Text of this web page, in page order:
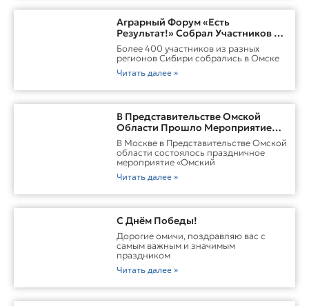
Аграрный Форум «Есть
Результат!» Собрал Участников Со
Всей Сибири В Омске
Более 400 участников из разных
регионов Сибири собрались в Омске
Читать далее »
В Представительстве Омской
Области Прошло Мероприятие
«Омский Тыл. Единство Народов
— Сила Победы»
В Москве в Представительстве Омской
области состоялось праздничное
мероприятие «Омский
Читать далее »
С Днём Победы!
Дорогие омичи, поздравляю вас с
самым важным и значимым
праздником
Читать далее »